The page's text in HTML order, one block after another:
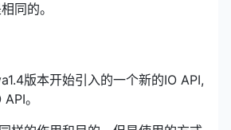
同的。
版本开始引入的一个新的IO API,
。